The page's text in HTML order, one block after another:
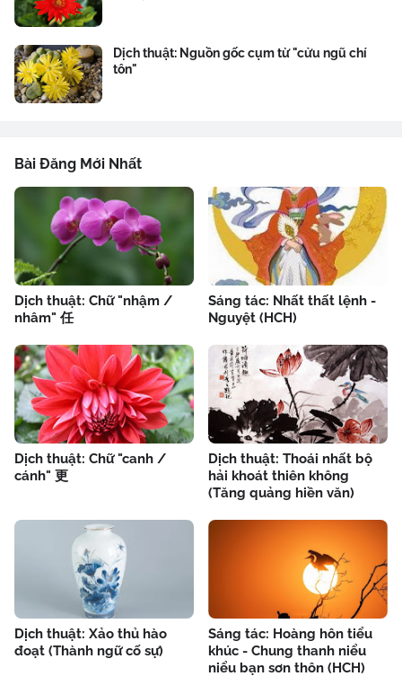
Dịch thuật: Nguồn gốc cụm từ "cửu ngũ chí
tôn"
Bài Đăng Mới Nhất
Dịch thuật: Chữ "nhậm /
nhâm" 任
Sáng tác: Nhất thất lệnh -
Nguyệt (HCH)
Dịch thuật: Chữ "canh /
cánh" 更
Dịch thuật: Thoái nhất bộ
hải khoát thiên không
(Tăng quảng hiền văn)
Dịch thuật: Xảo thủ hào
đoạt (Thành ngữ cố sự)
Sáng tác: Hoàng hôn tiểu
khúc - Chung thanh niểu
niểu bạn sơn thôn (HCH)